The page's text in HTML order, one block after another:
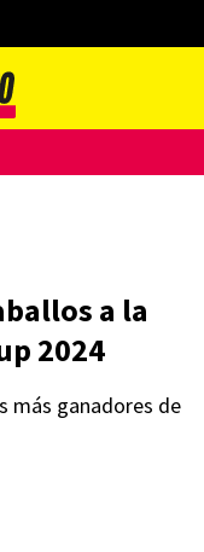
a la
2024
más ganadores de